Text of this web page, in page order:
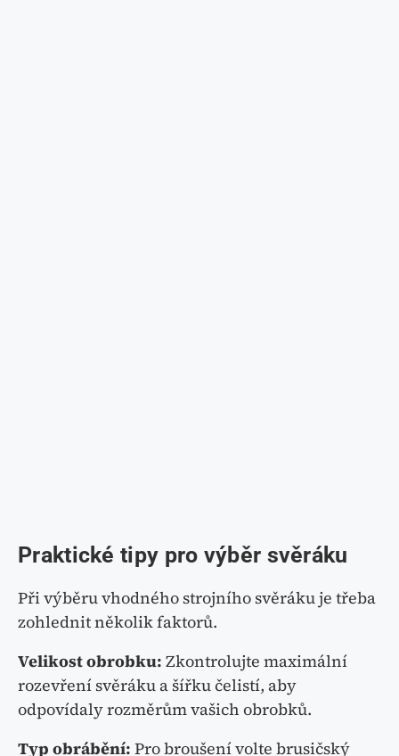
Praktické tipy pro výběr svěráku
Při výběru vhodného strojního svěráku je třeba
zohlednit několik faktorů.
Velikost obrobku: Zkontrolujte maximální
rozevření svěráku a šířku čelistí, aby
odpovídaly rozměrům vašich obrobků.
Typ obrábění: Pro broušení volte brusičský